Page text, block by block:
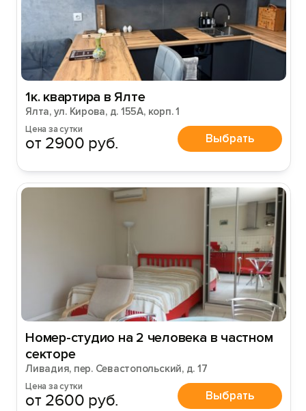
1к. квартира в Ялте
Ялта, ул. Кирова, д. 155А, корп. 1
Цена за сутки
от 2900 руб. Выбрать
Номер-студио на 2 человека в частном
секторе
Ливадия, пер. Севастопольский, д. 17
Цена за сутки
от 2600 руб. Выбрать